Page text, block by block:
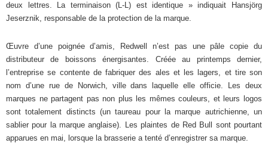
deux lettres. La terminaison (L-L) est identique » indiquait Hansjörg
Jeserznik, responsable de la protection de la marque.
Œuvre d’une poignée d’amis, Redwell n’est pas une pâle copie du
distributeur de boissons énergisantes. Créée au printemps dernier,
l’entreprise se contente de fabriquer des ales et les lagers, et tire son
nom d’une rue de Norwich, ville dans laquelle elle officie. Les deux
marques ne partagent pas non plus les mêmes couleurs, et leurs logos
sont totalement distincts (un taureau pour la marque autrichienne, un
sablier pour la marque anglaise). Les plaintes de Red Bull sont pourtant
apparues en mai, lorsque la brasserie a tenté d’enregistrer sa marque.